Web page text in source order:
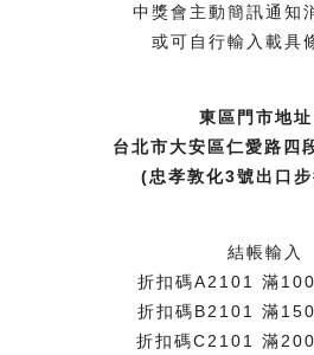
中獎會主動簡訊通知
或可自行輸入載具
東區門市地址
台北市大安區仁愛路四
(忠孝敦化3號出口
結帳輸入
折扣碼A2101 滿
折扣碼B2101 滿
折扣碼C2101 滿